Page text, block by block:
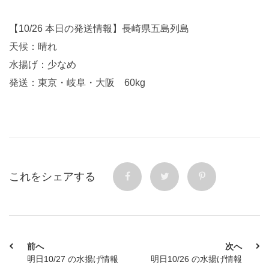
【10/26 本日の発送情報】長崎県五島列島
天候：晴れ
水揚げ：少なめ
発送：東京・岐阜・大阪 60kg
これをシェアする
前へ
明日10/27 の水揚げ情報
次へ
明日10/26 の水揚げ情報